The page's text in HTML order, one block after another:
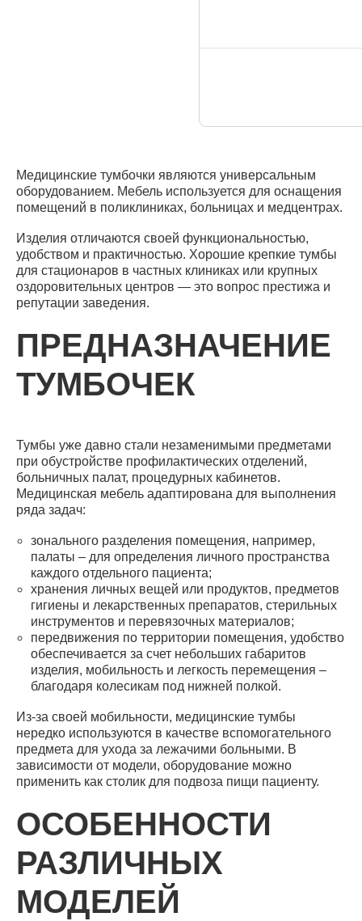
Медицинские тумбочки являются универсальным
оборудованием. Мебель используется для оснащения
помещений в поликлиниках, больницах и медцентрах.
Изделия отличаются своей функциональностью,
удобством и практичностью. Хорошие крепкие тумбы
для стационаров в частных клиниках или крупных
оздоровительных центров — это вопрос престижа и
репутации заведения.
ПРЕДНАЗНАЧЕНИЕ
ТУМБОЧЕК
Тумбы уже давно стали незаменимыми предметами
при обустройстве профилактических отделений,
больничных палат, процедурных кабинетов.
Медицинская мебель адаптирована для выполнения
ряда задач:
зонального разделения помещения, например,
палаты – для определения личного пространства
каждого отдельного пациента;
хранения личных вещей или продуктов, предметов
гигиены и лекарственных препаратов, стерильных
инструментов и перевязочных материалов;
передвижения по территории помещения, удобство
обеспечивается за счет небольших габаритов
изделия, мобильность и легкость перемещения –
благодаря колесикам под нижней полкой.
Из-за своей мобильности, медицинские тумбы
нередко используются в качестве вспомогательного
предмета для ухода за лежачими больными. В
зависимости от модели, оборудование можно
применить как столик для подвоза пищи пациенту.
ОСОБЕННОСТИ
РАЗЛИЧНЫХ
МОДЕЛЕЙ